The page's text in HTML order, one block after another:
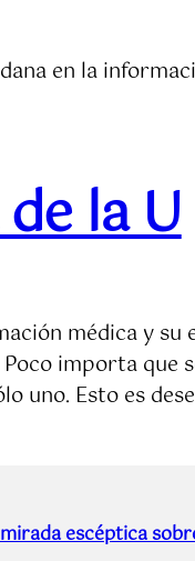
en la
la U
médica y
importa que
uno. Esto es
escéptica